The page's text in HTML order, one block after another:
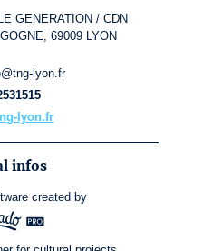
GENERATION / CDN
69009 LYON
lyon.fr
lyon.fr
infos
created by